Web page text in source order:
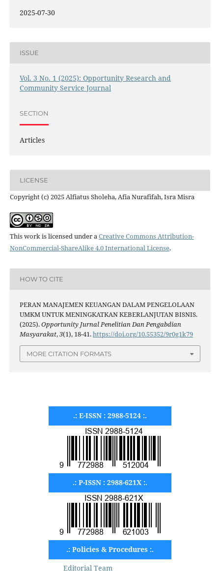
2025-07-30
ISSUE
Vol. 3 No. 1 (2025): Opportunity Research and
Community Service Journal
SECTION
Articles
LICENSE
Copyright (c) 2025 Alfiatus Sholeha, Afia Nurafifah, Isra Misra
This work is licensed under aCreative Commons Attribution-
NonCommercial-ShareAlike 4.0 International License.
HOW TO CITE
PERAN MANAJEMEN KEUANGAN DALAM PENGELOLAAN
UMKM UNTUK MENINGKATKAN KEBERLANJUTAN BISNIS.
(2025).Opportunity Jurnal Penelitian Dan Pengabdian
Masyarakat,3(1), 18-41.https://doi.org/10.55352/9r0g1k79
MORE CITATION FORMATS
.: E-ISSN : 2988-5124 :.
.: P-ISSN : 2988-621X :.
.: Policies & Procedures :.
Editorial Team